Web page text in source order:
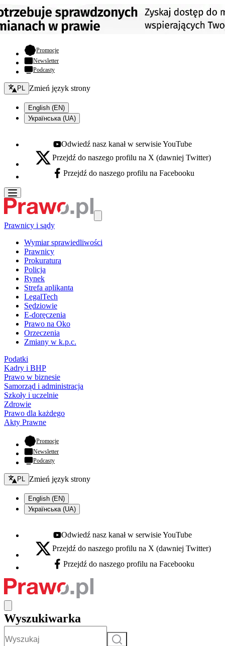
Promocje- otwiera się w nowej karcie
Newsletter
Podcasty
Zmień język - bieżący:
PL Zmień język strony
English (EN)
Українська (UA)
Youtube - otwiera się w nowej karcie
Odwiedź nasz kanał w serwisie YouTube
X - otwiera się w nowej karcie
Przejdź do naszego profilu na X (dawniej Twitter)
Facebook - otwiera się w nowej karcie
Przejdź do naszego profilu na Facebooku
Prawnicy i sądy
Wymiar sprawiedliwości
Prawnicy
Prokuratura
Policja
Rynek
Strefa aplikanta
LegalTech
Sędziowie
E-doręczenia
Prawo na Oko
Orzeczenia
Zmiany w k.p.c.
Podatki
Kadry i BHP
Prawo w biznesie
Samorząd i administracja
Szkoły i uczelnie
Zdrowie
Prawo dla każdego
Akty Prawne
Promocje- otwiera się w nowej karcie
Newsletter
Podcasty
Zmień język - bieżący:
PL Zmień język strony
English (EN)
Українська (UA)
Youtube - otwiera się w nowej karcie
Odwiedź nasz kanał w serwisie YouTube
X - otwiera się w nowej karcie
Przejdź do naszego profilu na X (dawniej Twitter)
Facebook - otwiera się w nowej karcie
Przejdź do naszego profilu na Facebooku
Wyszukiwarka
Szukaj